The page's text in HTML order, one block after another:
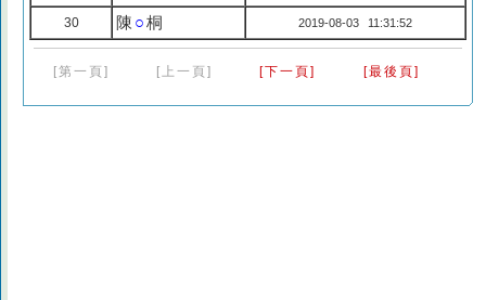
30 陳 ○桐 2019-08-03 11:31:52
[第一頁] [上一頁] [下一頁] [最後頁]